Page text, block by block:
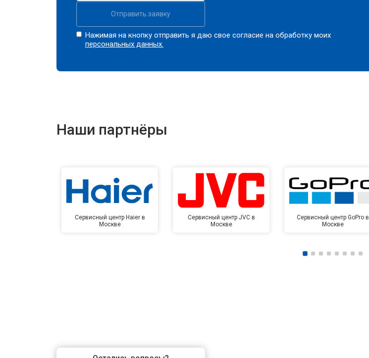
Отправить заявку
Нажимая на кнопку отправить я даю свое согласие на обработку моих
персональных данных.
Наши партнёры
Сервисный центр Haier в
Москве
Сервисный центр JVC в
Москве
Сервисный центр GoPro в
Москве